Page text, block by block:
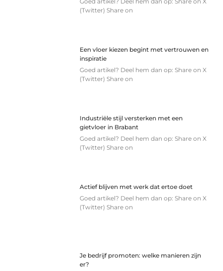
(Twitter) Share on
Een vloer kiezen begint met vertrouwen en
inspiratie
Goed artikel? Deel hem dan op: Share on X
(Twitter) Share on
Industriële stijl versterken met een
gietvloer in Brabant
Goed artikel? Deel hem dan op: Share on X
(Twitter) Share on
Actief blijven met werk dat ertoe doet
Goed artikel? Deel hem dan op: Share on X
(Twitter) Share on
Je bedrijf promoten: welke manieren zijn
er?